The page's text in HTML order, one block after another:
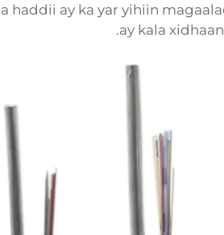
haddii ay ka yar yihiin
ay kala